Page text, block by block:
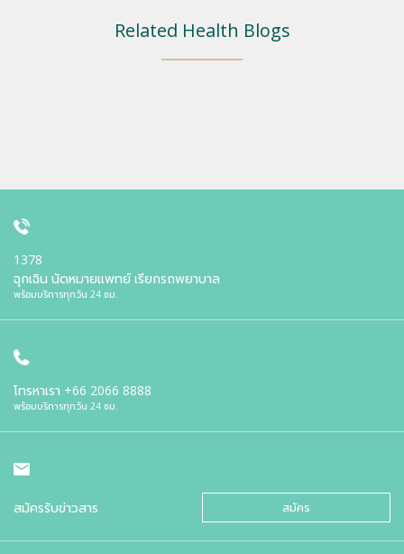
Related Health Blogs
1378
ฉุกเฉิน นัดหมายแพทย์ เรียกรถพยาบาล
พร้อมบริการทุกวัน 24 ชม.
โทรหาเรา +66 2066 8888
พร้อมบริการทุกวัน 24 ชม.
สมัครรับข่าวสาร สมัคร